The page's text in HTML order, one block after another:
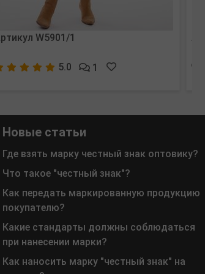
W5901/1
5.0 1
Новые статьи
Где взять марку честный знак оптовику?
Что такое "честный знак"?
Как передать маркированную продукцию
покупателю?
Какие стандарты должны соблюдаться
при нанесении марки?
Как наносить марку "честный знак" на